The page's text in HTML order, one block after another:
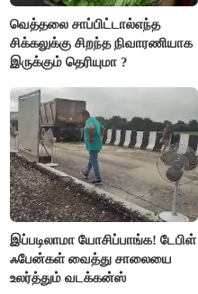
வெத்தலை சாப்பிட்டால்எந்த
சிக்கலுக்கு சிறந்த நிவாரணியாக
இருக்கும் தெரியுமா ?
இப்படிலாமா யோசிப்பாங்க! டேபிள்
ஃபேன்கள் வைத்து சாலையை
உலர்த்தும் வடக்கன்ஸ்